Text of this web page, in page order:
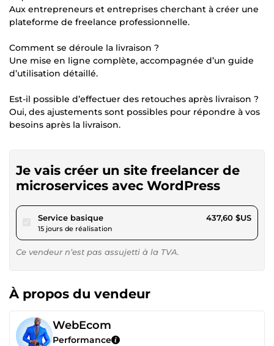
Aux entrepreneurs et entreprises cherchant à créer une
plateforme de freelance professionnelle.
Comment se déroule la livraison ?
Une mise en ligne complète, accompagnée d’un guide
d’utilisation détaillé.
Est-il possible d’effectuer des retouches après livraison ?
Oui, des ajustements sont possibles pour répondre à vos
besoins après la livraison.
Je vais créer un site freelancer de
microservices avec WordPress
Service basiquepour 403,32 $US
15 jours de réalisation
437,60 $US
Ce vendeur n’est pas assujetti à la TVA.
À propos du vendeur
WebEcom
Performance